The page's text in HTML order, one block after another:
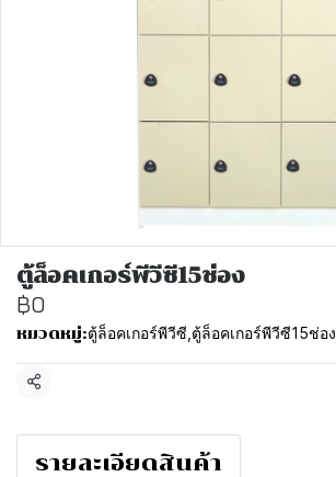
ตู้ล็อคเกอร์พีวีซี15ช่อง
฿0
หมวดหมู่:ตู้ล็อคเกอร์พีวีซี ตู้ล็อคเกอร์พีวีซี15ช่อง
แชร์
รายละเอียดสินค้า